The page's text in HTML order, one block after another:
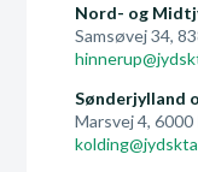
Nord- og
Samsøvej 34,
Sønderjylland
Marsvej 4,